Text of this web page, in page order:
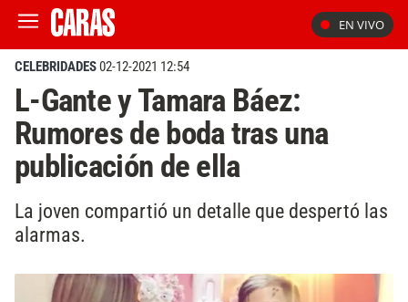
EN VIVO
CELEBRIDADES02-12-2021 12:54
L-Gante y Tamara Báez:
Rumores de boda tras una
publicación de ella
La joven compartió un detalle que despertó las
alarmas.